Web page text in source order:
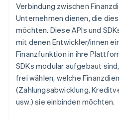
Verbindung zwischen
Unternehmen dienen, die
möchten. Diese APIs und
mit denen Entwickler/innen
Finanzfunktion in ihre
SDKs modular aufgebaut
frei wählen, welche
(Zahlungsabwicklung,
usw.) sie einbinden möchten.